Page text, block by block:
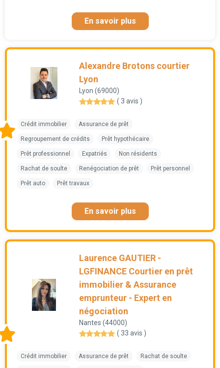
En savoir plus
Alexandre Brotons courtier
Lyon
Lyon (69000)
( 3 avis )
Crédit immobilier Assurance de prêt
Regroupement de crédits Prêt hypothécaire
Prêt professionnel Expatriés Non résidents
Rachat de soulte Renégociation de prêt Prêt personnel
Prêt auto Prêt travaux
En savoir plus
Laurence GAUTIER -
LGFINANCE Courtier en prêt
immobilier & Assurance
emprunteur - Expert en
négociation
Nantes (44000)
( 33 avis )
Crédit immobilier Assurance de prêt Rachat de soulte